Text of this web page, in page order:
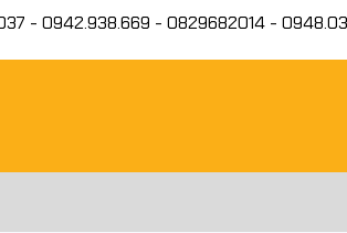
- 0942.938.669 - 0829682014 -